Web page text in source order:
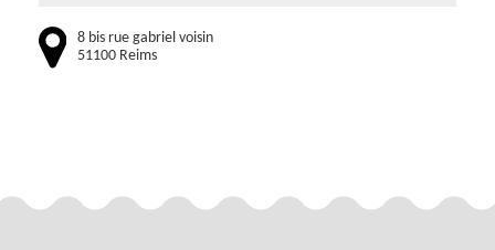
8 bis rue gabriel voisin
51100 Reims